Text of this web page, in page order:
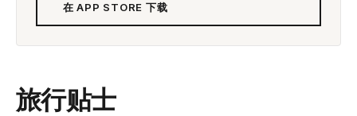
在 APP STORE 下载
旅行贴士